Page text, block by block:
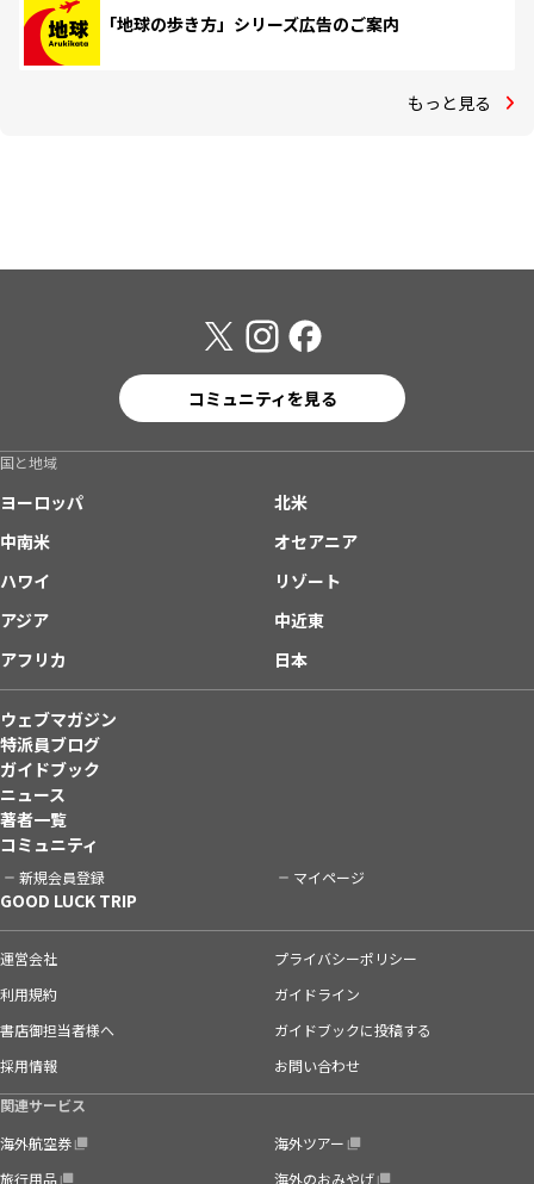
「地球の歩き方」シリーズ広告のご案内
もっと見る
コミュニティを見る
国と地域
ヨーロッパ
北米
中南米
オセアニア
ハワイ
リゾート
アジア
中近東
アフリカ
日本
ウェブマガジン
特派員ブログ
ガイドブック
ニュース
著者一覧
コミュニティ
新規会員登録 マイページ
GOOD LUCK TRIP
運営会社
プライバシーポリシー
利用規約
ガイドライン
書店御担当者様へ
ガイドブックに投稿する
採用情報
お問い合わせ
関連サービス
海外航空券
海外ツアー
旅行用品
海外のおみやげ